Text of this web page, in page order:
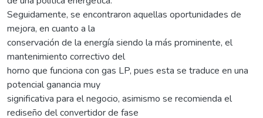
Seguidamente, se encontraron aquellas oportunidades de
mejora, en cuanto a la
conservación de la energía siendo la más prominente, el
mantenimiento correctivo del
horno que funciona con gas LP, pues esta se traduce en una
potencial ganancia muy
significativa para el negocio, asimismo se recomienda el
rediseño del convertidor de fase